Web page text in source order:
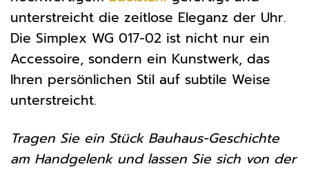
unterstreicht die zeitlose Eleganz der Uhr.
Die Simplex WG 017-02 ist nicht nur ein
Accessoire, sondern ein Kunstwerk, das
Ihren persönlichen Stil auf subtile Weise
unterstreicht.
Tragen Sie ein Stück Bauhaus-Geschichte
am Handgelenk und lassen Sie sich von der